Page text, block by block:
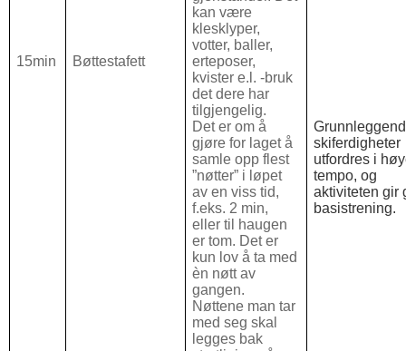
15min Bøttestafett
kan være
klesklyper,
votter, baller,
erteposer,
kvister e.l. -bruk
det dere har
tilgjengelig.
Det er om å
gjøre for laget å
samle opp flest
”nøtter” i løpet
av en viss tid,
f.eks. 2 min,
eller til haugen
er tom. Det er
kun lov å ta med
èn nøtt av
gangen.
Nøttene man tar
med seg skal
legges bak
skiferdigheter
utfordres i
tempo, og
aktiviteten gir
basistrening.